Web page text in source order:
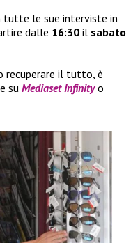
tutte le sue interviste in
dalle 16:30 il sabato
recuperare il tutto, è
su Mediaset Infinityo